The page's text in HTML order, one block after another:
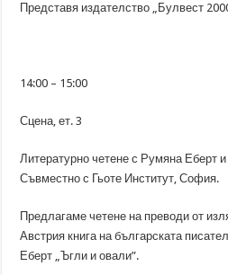
Представя издателство „Булвест
14:00 – 15:00
Сцена, ет. 3
Литературно четене с Румяна Еберт
Съвместно с Гьоте Институт, София.
Предлагаме четене на преводи от
Австрия книга на българската
Еберт „Ъгли и овали”.